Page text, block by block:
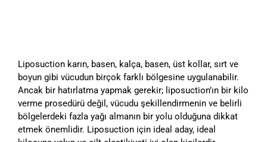
Liposuction karın, basen, kalça, basen, üst kollar, sırt ve
boyun gibi vücudun birçok farklı bölgesine uygulanabilir.
Ancak bir hatırlatma yapmak gerekir; liposuction’ın bir kilo
verme prosedürü değil, vücudu şekillendirmenin ve belirli
bölgelerdeki fazla yağı almanın bir yolu olduğuna dikkat
etmek önemlidir. Liposuction için ideal aday, ideal